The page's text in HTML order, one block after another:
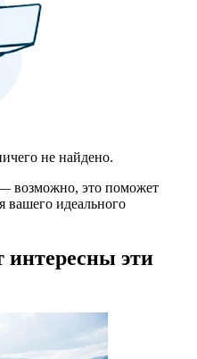
не найдено.
возможно, это поможет
вашего идеального
интересны эти